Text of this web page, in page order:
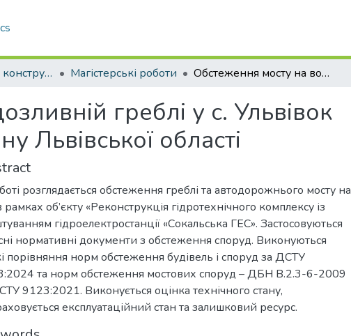
Кафедра мостів, конструкцій та будівельної механіки Магістерські роботи Обстеження мосту на водозливній греблі у с. Ульвівок Червоноградського району Львівської області
греблі у с. Ульвівок
Львівської області
розглядається обстеження греблі та автодорожнього мосту на
рамках об’єкту «Реконструкція гідротехнічного комплексу із
гідроелектростанції «Сокальська ГЕС». Застосовуються
нормативні документи з обстеження споруд. Виконуються
порівняння норм обстеження будівель і споруд за ДСТУ
та норм обстеження мостових споруд – ДБН В.2.3-6-2009
9123:2021. Виконується оцінка технічного стану,
експлуатаційний стан та залишковий ресурс.